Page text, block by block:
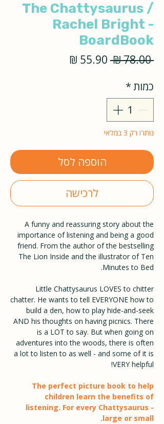
The Chattysaurus /
Rachel Bright -
BoardBook
‏78.00 ‏₪
מחיר
כמות*
נותרו רק 3 במלאי
הוספה לסל
לרכישה
A funny and reassuring story about the
importance of listening and being a good
friend. From the author of the bestselling
The Lion Inside and the illustrator of Ten
Minutes to Bed.
Little Chattysaurus LOVES to chitter
chatter. He wants to tell EVERYONE how to
build a den, how to play hide-and-seek
AND his thoughts on having picnics. There
is a LOT to say. But when going on
adventures into the woods, there is often
a lot to listen to as well - and some of it is
VERY helpful!
The perfect picture book to help
children learn the benefits of
listening. For every Chattysaurus -
large or small.